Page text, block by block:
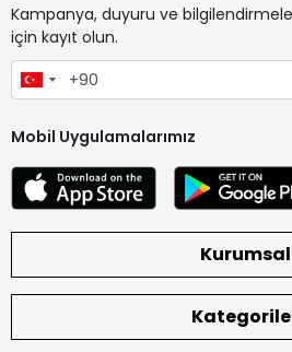
Kampanya, duyuru ve
için kayıt olun.
Mobil Uygulamalarımız
Kurumsal